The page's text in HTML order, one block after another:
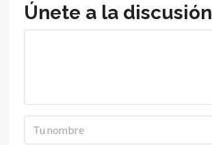
Únete a la discusión